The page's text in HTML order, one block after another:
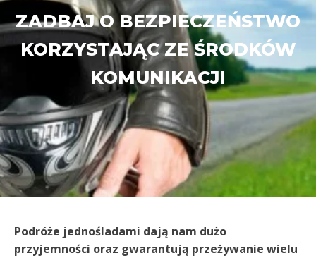
ZADBAJ O BEZPIECZEŃSTWO
KORZYSTAJĄC ZE ŚRODKÓW
KOMUNIKACJI
Podróże jednośladami dają nam dużo
przyjemności oraz gwarantują przeżywanie wielu